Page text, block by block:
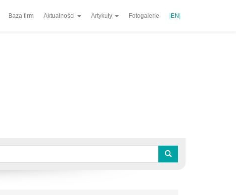
Baza firm Aktualności Artykuły Fotogalerie |EN|